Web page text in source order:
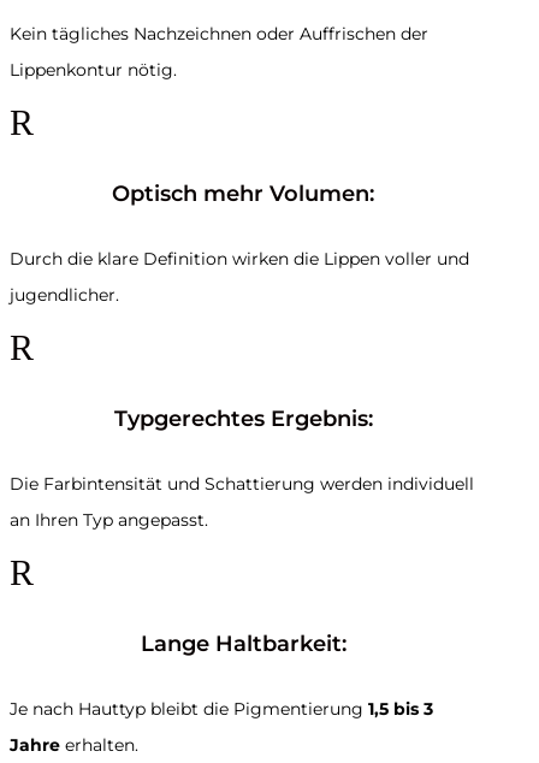
Kein tägliches Nachzeichnen oder Auffrischen der
Lippenkontur nötig.
R
Optisch mehr Volumen:
Durch die klare Definition wirken die Lippen voller und
jugendlicher.
R
Typgerechtes Ergebnis:
Die Farbintensität und Schattierung werden individuell
an Ihren Typ angepasst.
R
Lange Haltbarkeit:
Je nach Hauttyp bleibt die Pigmentierung 1,5 bis 3
Jahre erhalten.